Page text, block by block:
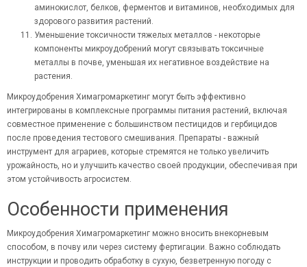
аминокислот, белков, ферментов и витаминов, необходимых для
здорового развития растений.
Уменьшение токсичности тяжелых металлов - некоторые
компоненты микроудобрений могут связывать токсичные
металлы в почве, уменьшая их негативное воздействие на
растения.
Микроудобрения Химагромаркетинг могут быть эффективно
интегрированы в комплексные программы питания растений, включая
совместное применение с большинством пестицидов и гербицидов
после проведения тестового смешивания. Препараты - важный
инструмент для аграриев, которые стремятся не только увеличить
урожайность, но и улучшить качество своей продукции, обеспечивая при
этом устойчивость агросистем.
Особенности применения
Микроудобрения Химагромаркетинг можно вносить внекорневым
способом, в почву или через систему фертигации. Важно соблюдать
инструкции и проводить обработку в сухую, безветренную погоду с